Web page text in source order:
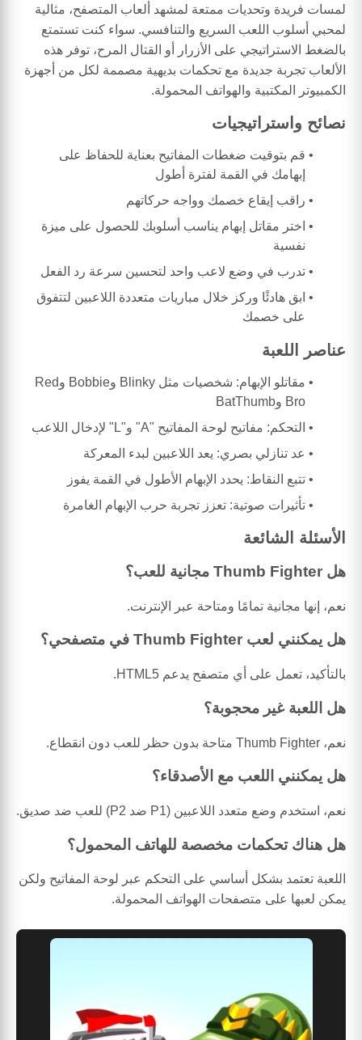
لمسات فريدة وتحديات ممتعة لمشهد ألعاب المتصفح، مثالية
لمحبي أسلوب اللعب السريع والتنافسي. سواء كنت تستمتع
بالضغط الاستراتيجي على الأزرار أو القتال المرح، توفر هذه
الألعاب تجربة جديدة مع تحكمات بديهية مصممة لكل من أجهزة
الكمبيوتر المكتبية والهواتف المحمولة.
نصائح واستراتيجيات
قم بتوقيت ضغطات المفاتيح بعناية للحفاظ على
إبهامك في القمة لفترة أطول
راقب إيقاع خصمك وواجه حركاتهم
اختر مقاتل إبهام يناسب أسلوبك للحصول على ميزة
نفسية
تدرب في وضع لاعب واحد لتحسين سرعة رد الفعل
ابق هادئًا وركز خلال مباريات متعددة اللاعبين لتتفوق
على خصمك
عناصر اللعبة
مقاتلو الإبهام: شخصيات مثل Blinky وBobbie وRed
Bro وBatThumb
التحكم: مفاتيح لوحة المفاتيح "A" و"L" لإدخال اللاعب
عد تنازلي بصري: يعد اللاعبين لبدء المعركة
تتبع النقاط: يحدد الإبهام الأطول في القمة يفوز
تأثيرات صوتية: تعزز تجربة حرب الإبهام الغامرة
الأسئلة الشائعة
هل Thumb Fighter مجانية للعب؟
نعم، إنها مجانية تمامًا ومتاحة عبر الإنترنت.
هل يمكنني لعب Thumb Fighter في متصفحي؟
بالتأكيد، تعمل على أي متصفح يدعم HTML5.
هل اللعبة غير محجوبة؟
نعم، Thumb Fighter متاحة بدون حظر للعب دون انقطاع.
هل يمكنني اللعب مع الأصدقاء؟
نعم، استخدم وضع متعدد اللاعبين (P1 ضد P2) للعب ضد صديق.
هل هناك تحكمات مخصصة للهاتف المحمول؟
اللعبة تعتمد بشكل أساسي على التحكم عبر لوحة المفاتيح ولكن
يمكن لعبها على متصفحات الهواتف المحمولة.